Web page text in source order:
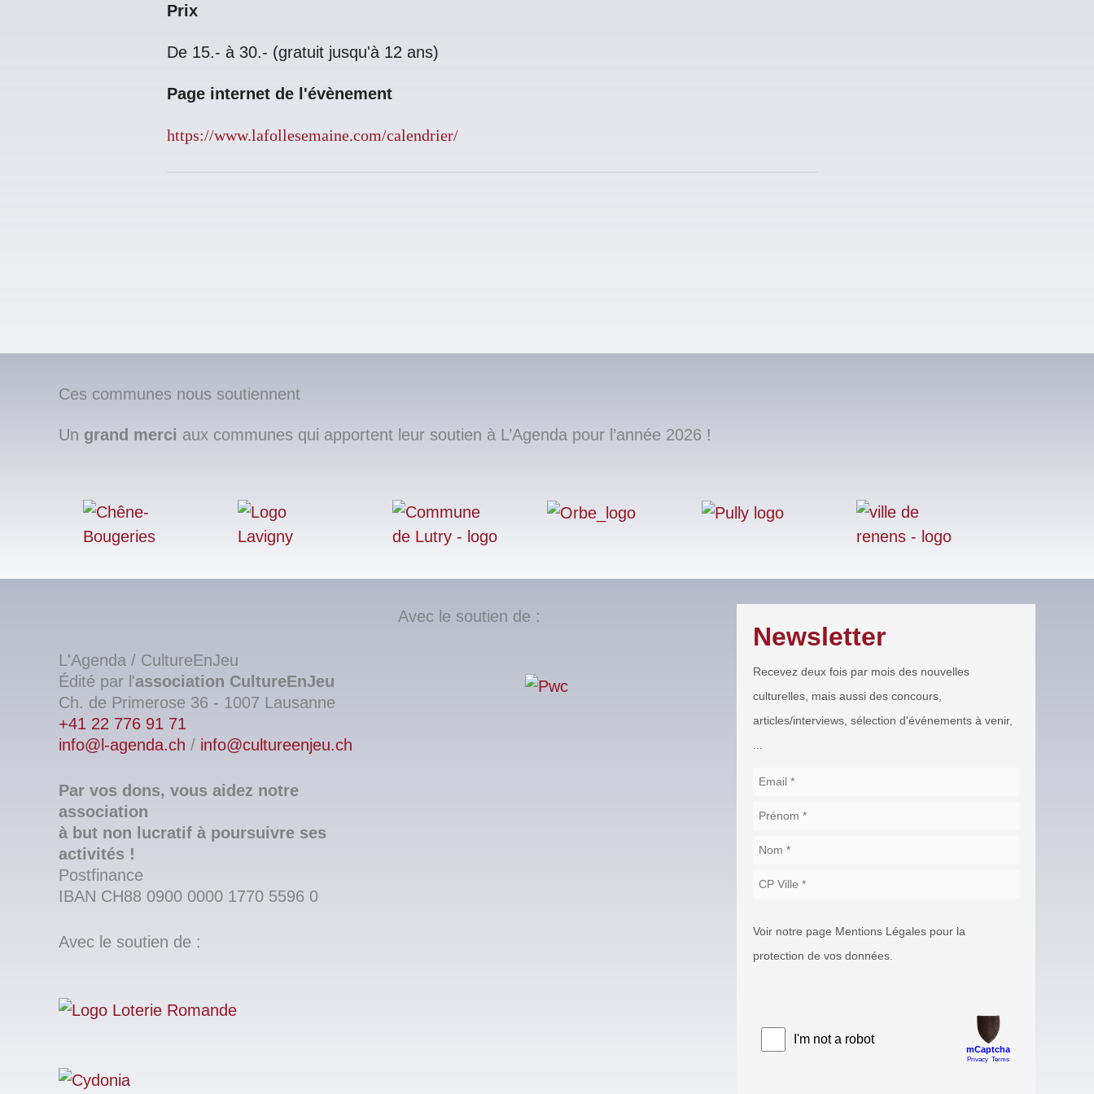
Prix
De 15.- à 30.- (gratuit jusqu'à 12 ans)
Page internet de l'évènement
https://www.lafollesemaine.com/calendrier/
Ces communes nous soutiennent
Un grand merci aux communes qui apportent leur soutien à L’Agenda pour l’année 2026 !
L'Agenda / CultureEnJeu
Édité par l'association CultureEnJeu
Ch. de Primerose 36 - 1007 Lausanne
+41 22 776 91 71
info@l-agenda.ch / info@cultureenjeu.ch
Par vos dons, vous aidez notre
association
à but non lucratif à poursuivre ses
activités !
Postfinance
IBAN CH88 0900 0000 1770 5596 0
Avec le soutien de :
Avec le soutien de :
Newsletter
Recevez deux fois par mois des nouvelles
culturelles, mais aussi des concours,
articles/interviews, sélection d'événements à venir,
Voir notre page Mentions Légales pour la
protection de vos données.